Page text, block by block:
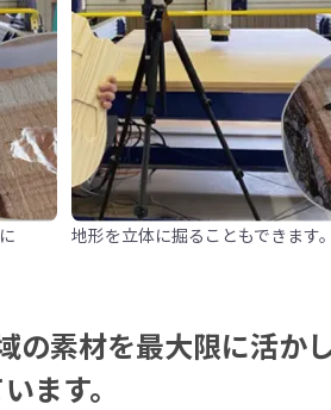
地形を立体に掘ることもできます
の素材を最大限に活か
ます。